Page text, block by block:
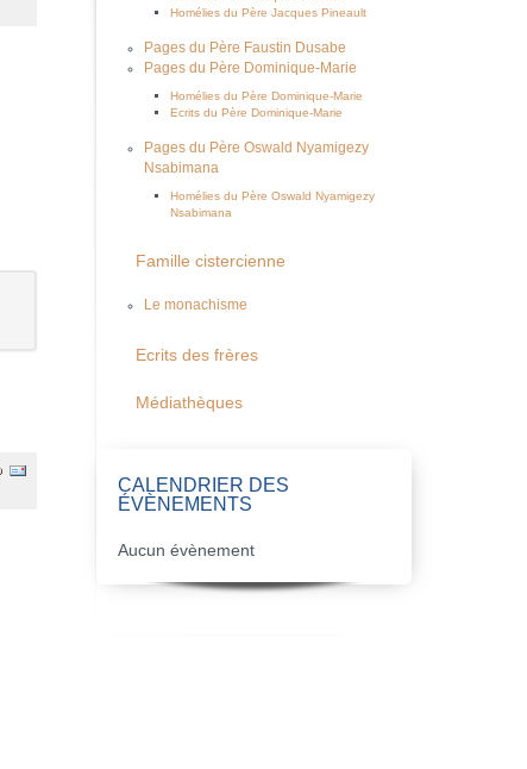
Homélies du Père Jacques Pineault
Pages du Père Faustin Dusabe
Pages du Père Dominique-Marie
Homélies du Père Dominique-Marie
Ecrits du Père Dominique-Marie
Pages du Père Oswald Nyamigezy
Nsabimana
Homélies du Père Oswald Nyamigezy
Nsabimana
Famille cistercienne
Le monachisme
Ecrits des frères
Médiathèques
CALENDRIER DES
ÉVÈNEMENTS
Aucun évènement